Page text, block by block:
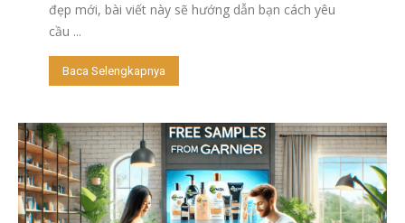
đẹp mới, bài viết này sẽ hướng dẫn bạn cách yêu
cầu ...
Baca Selengkapnya